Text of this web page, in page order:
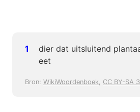
dier dat uitsluitend
eet
Bron: WikiWoordenboek, CC BY-SA